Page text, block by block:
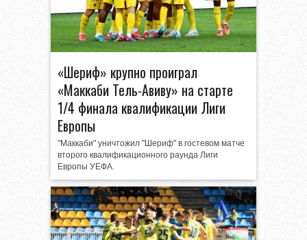
«Шериф» крупно проиграл
«Маккаби Тель-Авиву» на старте
1/4 финала квалификации Лиги
Европы
"Маккаби" уничтожил "Шериф" в гостевом матче
второго квалификационного раунда Лиги
Европы УЕФА.